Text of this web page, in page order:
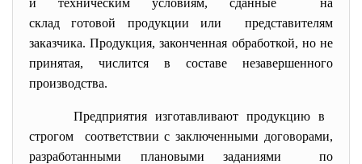
и техническим условиям, сданные на
склад готовой продукции или представителям
заказчика. Продукция, законченная обработкой, но не
принятая, числится в составе незавершенного
производства.
Предприятия изготавливают продукцию в
строгом соответствии с заключенными договорами,
разработанными плановыми заданиями по